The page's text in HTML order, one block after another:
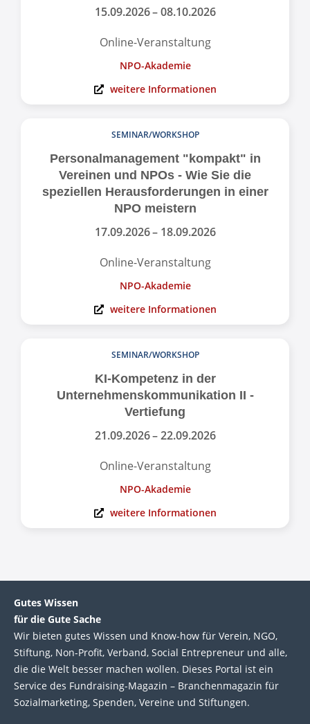
15.09.2026– 08.10.2026
Online-Veranstaltung
NPO-Akademie
weitere Informationen
SEMINAR/WORKSHOP
Personal­management "kompakt" in
Vereinen und NPOs - Wie Sie die
speziellen Herausforderungen in einer
NPO meistern
17.09.2026– 18.09.2026
Online-Veranstaltung
NPO-Akademie
weitere Informationen
SEMINAR/WORKSHOP
KI-Kompetenz in der
Unternehmenskommunikation II -
Vertiefung
21.09.2026– 22.09.2026
Online-Veranstaltung
NPO-Akademie
weitere Informationen
Gutes Wissen
für die Gute Sache
Wir bie­ten gutes Wis­sen und Know-how für Ver­ein, NGO,
Stif­tung, Non-Profit, Ver­band, Social Entre­pre­neur und alle,
die die Welt bes­ser machen wol­len. Die­ses Por­tal ist ein
Service des Fund­raising-Magazin – Bran­chen­magazin für
Sozial­marke­ting, Spen­den, Ver­eine und Stif­tun­gen.